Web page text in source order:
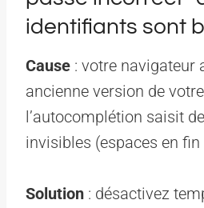
identifiants sont
Cause : votre navigateur
ancienne version de
l’autocomplétion saisit
invisibles (espaces en fin
Solution : désactivez